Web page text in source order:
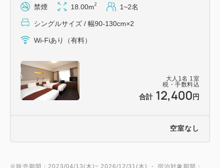
大人 1 名 1 室
税・手数料込
合計 12,400 円
禁煙 18.00m2 1~2名
シングルサイズ / 幅90-130cm×2
Wi-Fiあり（有料）
空室なし
※販売期間：2023/04/13(木)~ 2026/12/31(木) ・ 宿泊対象期間：